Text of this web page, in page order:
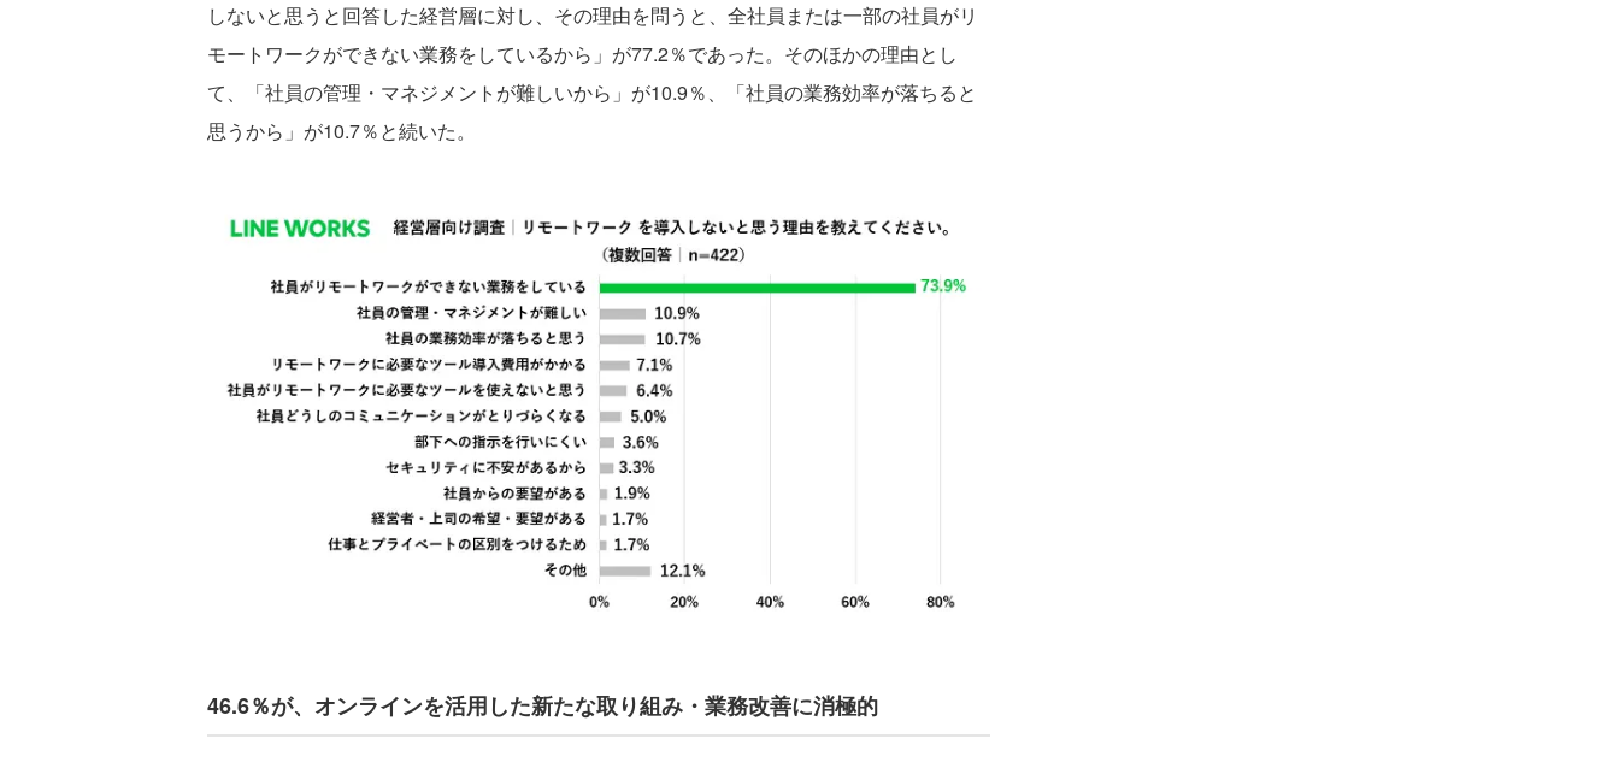
しないと思うと回答した経営層に対し、その理由を問うと、全社員または一部の社員がリ
モートワークができない業務をしているから」が77.2％であった。そのほかの理由とし
て、「社員の管理・マネジメントが難しいから」が10.9％、「社員の業務効率が落ちると
思うから」が10.7％と続いた。
46.6％が、オンラインを活用した新たな取り組み・業務改善に消極的